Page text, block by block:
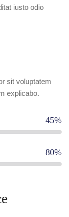
iusto odio
sit voluptatem
explicabo.
45%
80%